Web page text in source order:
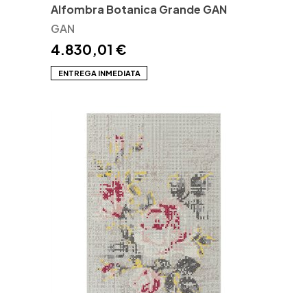
Alfombra Botanica Grande GAN
GAN
4.830,01 €
ENTREGA INMEDIATA